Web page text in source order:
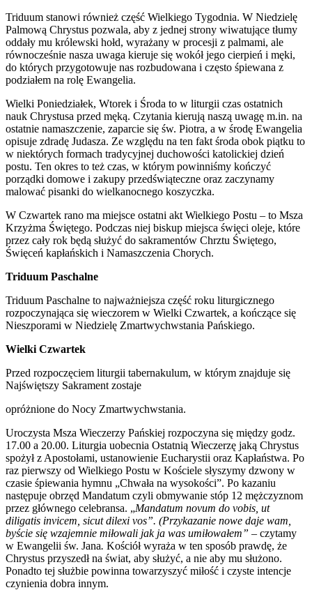
Triduum stanowi również część Wielkiego Tygodnia. W Niedzielę
Palmową Chrystus pozwala, aby z jednej strony wiwatujące tłumy
oddały mu królewski hołd, wyrażany w procesji z palmami, ale
równocześnie nasza uwaga kieruje się wokół jego cierpień i męki,
do których przygotowuje nas rozbudowana i często śpiewana z
podziałem na rolę Ewangelia.
Wielki Poniedziałek, Wtorek i Środa to w liturgii czas ostatnich
nauk Chrystusa przed męką. Czytania kierują naszą uwagę m.in. na
ostatnie namaszczenie, zaparcie się św. Piotra, a w środę Ewangelia
opisuje zdradę Judasza. Ze względu na ten fakt środa obok piątku to
w niektórych formach tradycyjnej duchowości katolickiej dzień
postu. Ten okres to też czas, w którym powinniśmy kończyć
porządki domowe i zakupy przedświąteczne oraz zaczynamy
malować pisanki do wielkanocnego koszyczka.
W Czwartek rano ma miejsce ostatni akt Wielkiego Postu – to Msza
Krzyżma Świętego. Podczas niej biskup miejsca święci oleje, które
przez cały rok będą służyć do sakramentów Chrztu Świętego,
Święceń kapłańskich i Namaszczenia Chorych.
Triduum Paschalne
Triduum Paschalne to najważniejsza część roku liturgicznego
rozpoczynająca się wieczorem w Wielki Czwartek, a kończące się
Nieszporami w Niedzielę Zmartwychwstania Pańskiego.
Wielki Czwartek
Przed rozpoczęciem liturgii tabernakulum, w którym znajduje się
Najświętszy Sakrament zostaje
opróżnione do Nocy Zmartwychwstania.
Uroczysta Msza Wieczerzy Pańskiej rozpoczyna się między godz.
17.00 a 20.00. Liturgia uobecnia Ostatnią Wieczerzę jaką Chrystus
spożył z Apostołami, ustanowienie Eucharystii oraz Kapłaństwa. Po
raz pierwszy od Wielkiego Postu w Kościele słyszymy dzwony w
czasie śpiewania hymnu „Chwała na wysokości”. Po kazaniu
następuje obrzęd Mandatum czyli obmywanie stóp 12 mężczyznom
przez głównego celebransa. „Mandatum novum do vobis, ut
diligatis invicem, sicut dilexi vos”. (Przykazanie nowe daje wam,
byście się wzajemnie miłowali jak ja was umiłowałem” – czytamy
w Ewangelii św. Jana. Kościół wyraża w ten sposób prawdę, że
Chrystus przyszedł na świat, aby służyć, a nie aby mu służono.
Ponadto tej służbie powinna towarzyszyć miłość i czyste intencje
czynienia dobra innym.